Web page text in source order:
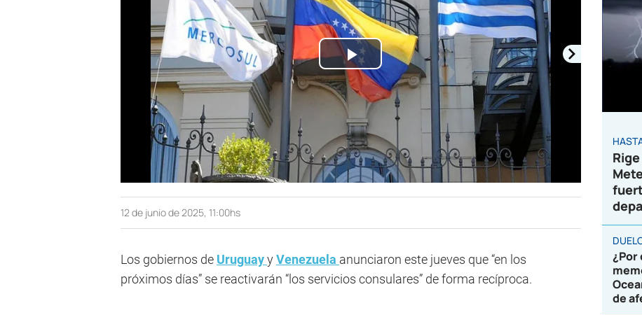
Play
Video
12 de junio de 2025, 11:00hs
Los gobiernos de UruguayyVenezuela anunciaron este jueves que “en los
próximos días” se reactivarán “los servicios consulares” de forma recíproca.
¿Por
de